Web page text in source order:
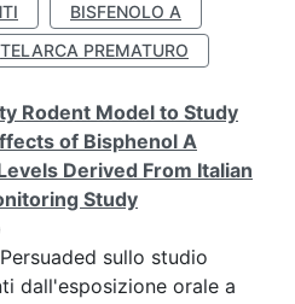
BISFENOLO A
TELARCA PREMATURO
Rodent Model to Study
of Bisphenol A
Derived From Italian
Study
sullo studio
dall'esposizione orale a